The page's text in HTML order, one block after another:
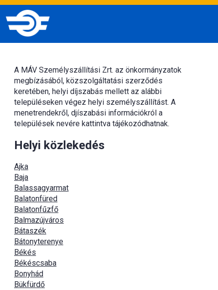
A MÁV Személyszállítási Zrt. az önkormányzatok
megbízásából, közszolgáltatási szerződés
keretében, helyi díjszabás mellett az alábbi
településeken végez helyi személyszállítást. A
menetrendekről, djíszabási információkról a
települések nevére kattintva tájékozódhatnak.
Helyi közlekedés
Ajka
Baja
Balassagyarmat
Balatonfüred
Balatonfűzfő
Balmazújváros
Bátaszék
Bátonyterenye
Békés
Békéscsaba
Bonyhád
Bükfürdő